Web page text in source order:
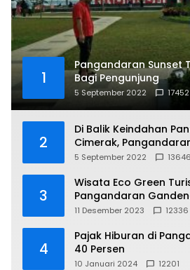
1
Pangandaran Sunset
Bagi Pengunjung
5 September 2022 17452
2
Di Balik Keindahan
Cimerak,
5 September 2022 13646
3
Wisata Eco Green
Pangandaran
11 Desember 2023 12336
4
Pajak Hiburan di
40 Persen
10 Januari 2024 12201